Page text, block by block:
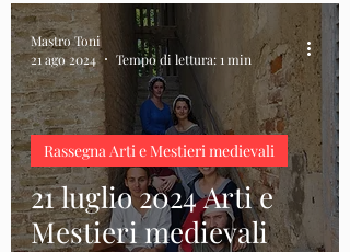
21 luglio 2024 Arti e
Mestieri medievali
Rassegna Arti e Mestieri medievali
Mastro Toni
21 ago 2024
Tempo di lettura: 1 min